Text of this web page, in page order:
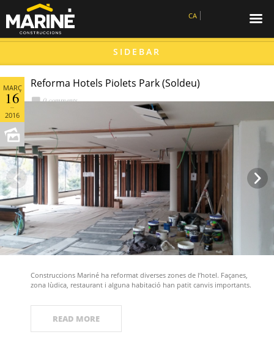
☰
CA
SIDEBAR
Reforma Hotels Piolets Park (Soldeu)
0 comments
MARÇ
16
2016
 
Construccions Mariné ha reformat diverses zones de l’hotel. Façanes,
zona lùdica, restaurant i alguna habitació han patit canvis importants.
READ MORE